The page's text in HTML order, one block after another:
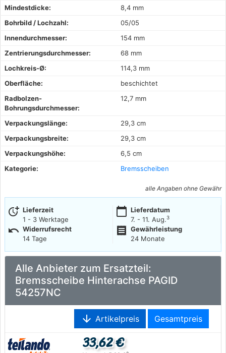
Mindestdicke:
8,4 mm
Bohrbild / Lochzahl:
05/05
Innendurchmesser:
154 mm
Zentrierungsdurchmesser:
68 mm
Lochkreis-Ø:
114,3 mm
Oberfläche:
beschichtet
Radbolzen-
Bohrungsdurchmesser:
12,7 mm
Verpackungslänge:
29,3 cm
Verpackungsbreite:
29,3 cm
Verpackungshöhe:
6,5 cm
Kategorie:
Bremsscheiben
alle Angaben ohne Gewähr
more_time Lieferzeit
1 - 3 Werktage
calendar_today Lieferdatum
7. - 11. Aug.3
undo Widerrufsrecht
14 Tage
receipt
Gewährleistung
24 Monate
Alle Anbieter zum Ersatzteil:
Bremsscheibe Hinterachse PAGID
54257NC
arrow_downward Artikelpreis Gesamtpreis
33,62 €